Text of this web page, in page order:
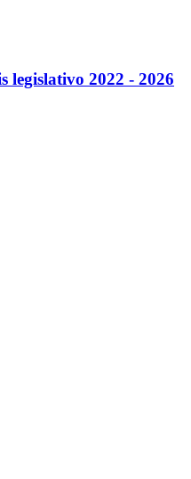
legislativo 2022 - 2026